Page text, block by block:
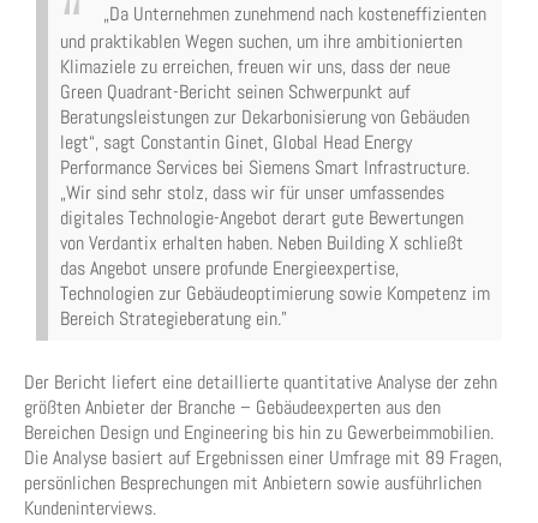
„Da Unternehmen zunehmend nach kosteneffizienten
und praktikablen Wegen suchen, um ihre ambitionierten
Klimaziele zu erreichen, freuen wir uns, dass der neue
Green Quadrant-Bericht seinen Schwerpunkt auf
Beratungsleistungen zur Dekarbonisierung von Gebäuden
legt“, sagt Constantin Ginet, Global Head Energy
Performance Services bei Siemens Smart Infrastructure.
„Wir sind sehr stolz, dass wir für unser umfassendes
digitales Technologie-Angebot derart gute Bewertungen
von Verdantix erhalten haben. Neben Building X schließt
das Angebot unsere profunde Energieexpertise,
Technologien zur Gebäudeoptimierung sowie Kompetenz im
Bereich Strategieberatung ein.”
Der Bericht liefert eine detaillierte quantitative Analyse der zehn
größten Anbieter der Branche – Gebäudeexperten aus den
Bereichen Design und Engineering bis hin zu Gewerbeimmobilien.
Die Analyse basiert auf Ergebnissen einer Umfrage mit 89 Fragen,
persönlichen Besprechungen mit Anbietern sowie ausführlichen
Kundeninterviews.